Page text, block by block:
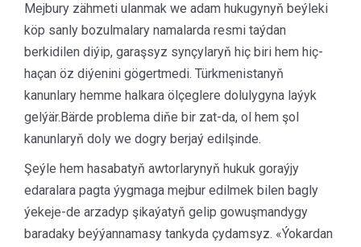
Mejbury zähmeti ulanmak we adam hukugynyň beýleki
köp sanly bozulmalary namalarda resmi taýdan
berkidilen diýip, garaşsyz synçylaryň hiç biri hem hiç-
haçan öz diýenini gögertmedi. Türkmenistanyň
kanunlary hemme halkara ölçeglere dolulygyna laýyk
gelýär.Bärde problema diňe bir zat-da, ol hem şol
kanunlaryň doly we dogry berjaý edilşinde.
Şeýle hem hasabatyň awtorlarynyň hukuk goraýjy
edaralara pagta ýygmaga mejbur edilmek bilen bagly
ýekeje-de arzadyp şikaýatyň gelip gowuşmandygy
baradaky beýýannamasy tankyda çydamsyz. «Ýokardan